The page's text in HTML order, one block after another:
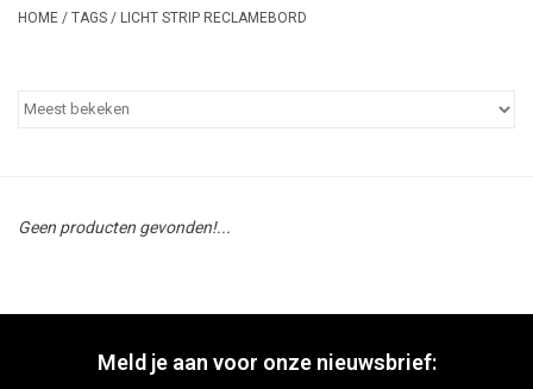
HOME / TAGS / LICHT STRIP RECLAMEBORD
Geen producten gevonden!...
Meld je aan voor onze nieuwsbrief: